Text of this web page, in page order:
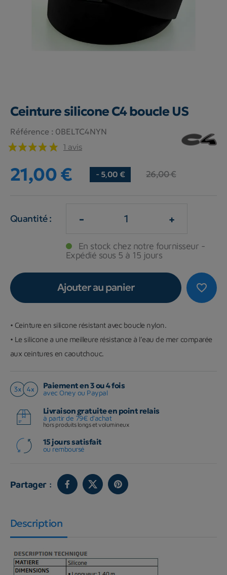
Ceinture silicone C4 boucle US
Référence : 0BELTC4NYN
1 avis
21,00 € - 5,00 € 26,00 €
Quantité : - +
En stock chez notre fournisseur -
Expédié sous 5 à 15 jours
favorite_border
Ajouter au panier
• Ceinture en silicone résistant avec boucle nylon.
• Le silicone a une meilleure résistance à l’eau de mer comparée
aux ceintures en caoutchouc.
Paiement en 3 ou 4 fois
avec Oney ou Paypal
Livraison gratuite en point relais
à partir de 79€ d'achat
hors produits longs et volumineux
15 jours satisfait
ou remboursé
Partager :
Description